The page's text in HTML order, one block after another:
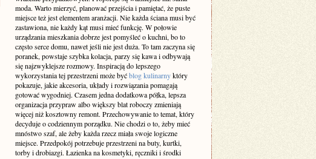
moda. Warto mierzyć, planować przejścia i pamiętać, że puste
miejsce też jest elementem aranżacji. Nie każda ściana musi być
zastawiona, nie każdy kąt musi mieć funkcję. W połowie
urządzania mieszkania dobrze jest pomyśleć o kuchni, bo to
często serce domu, nawet jeśli nie jest duża. To tam zaczyna się
poranek, powstaje szybka kolacja, parzy się kawa i odbywają
się najzwyklejsze rozmowy. Inspiracją do lepszego
wykorzystania tej przestrzeni może byćblog kulinarnyktóry
pokazuje, jakie akcesoria, układy i rozwiązania pomagają
gotować wygodniej. Czasem jedna dodatkowa półka, lepsza
organizacja przypraw albo większy blat roboczy zmieniają
więcej niż kosztowny remont. Przechowywanie to temat, który
decyduje o codziennym porządku. Nie chodzi o to, żeby mieć
mnóstwo szaf, ale żeby każda rzecz miała swoje logiczne
miejsce. Przedpokój potrzebuje przestrzeni na buty, kurtki,
torby i drobiazgi. Łazienka na kosmetyki, ręczniki i środki